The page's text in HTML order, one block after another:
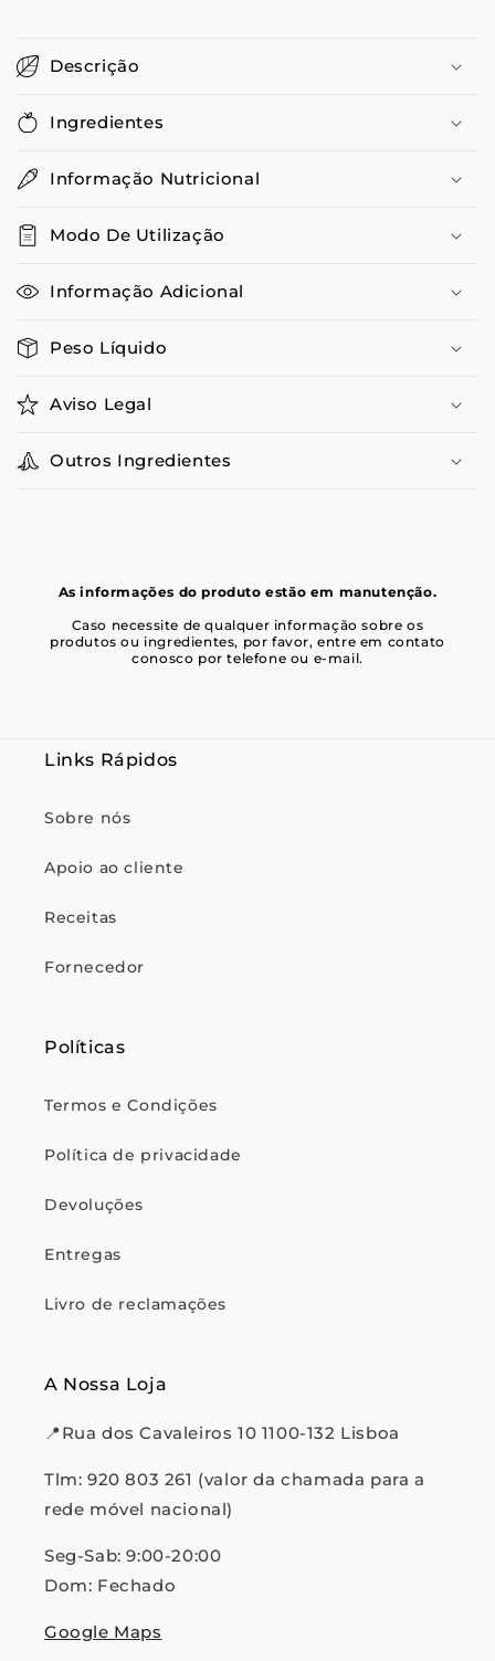
Descrição
Ingredientes
Informação Nutricional
Modo De Utilização
Informação Adicional
Peso Líquido
Aviso Legal
Outros Ingredientes
As informações do produto estão em manutenção.
Caso necessite de qualquer informação sobre os
produtos ou ingredientes, por favor, entre em contato
conosco por telefone ou e-mail.
Links Rápidos
Sobre nós
Apoio ao cliente
Receitas
Fornecedor
Políticas
Termos e Condições
Política de privacidade
Devoluções
Entregas
Livro de reclamações
A Nossa Loja
📍Rua dos Cavaleiros 10 1100-132 Lisboa
Tlm: 920 803 261 (valor da chamada para a
rede móvel nacional)
Seg-Sab: 9:00-20:00
Dom: Fechado
Google Maps